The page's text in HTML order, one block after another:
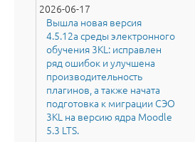
2026-06-17
Вышла новая версия
4.5.12a среды электронного
обучения 3KL: исправлен
ряд ошибок и улучшена
производительность
плагинов, а также начата
подготовка к миграции СЭО
3KL на версию ядра Moodle
5.3 LTS.